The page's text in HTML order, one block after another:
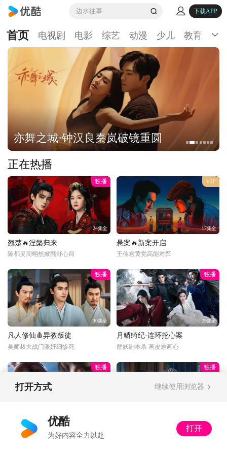
边水往事 下载APP
首页 电视剧 电影 综艺 动漫 少儿 教育 生
亦舞之城·钟汉良秦岚破镜重圆
正在热播
独播
24集全
翘楚🔥涅槃归来
陈都灵周翊然掀翻野心局
VIP
17集全
悬案🔥新案开启
王传君黄觉高能对弈
独播
30集全
凡人修仙🩸异教叛徒
吴师叔大战门派奸细惨死
独播
29集全
月鳞绮纪·连环挖心案
群妖剧本杀 画皮难画心
独播
光阴之外💰富婆打赏
丁雪：多了收着，姐不差钱
独播
以法之名🔍暂停离职
打开方式 继续使用浏览器
优酷
为好内容全力以赴
打开